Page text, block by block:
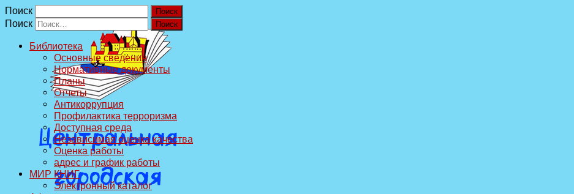
Поиск
Поиск
Библиотека
Основные сведения
Нормативные документы
Планы
Отчеты
Антикоррупция
Профилактика терроризма
Доступная среда
Независимая оценка качества
Оценка работы
адрес и график работы
МИР КНИГ
Электронный каталог